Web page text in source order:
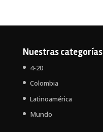
Nuestras categorías
4-20
Colombia
Latinoamérica
Mundo